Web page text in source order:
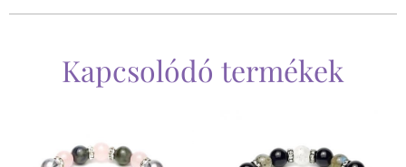
Kapcsolódó termékek